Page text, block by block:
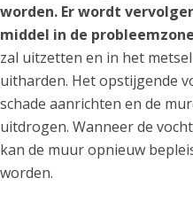
worden. Er wordt
middel in de
zal uitzetten en in het
uitharden. Het opstijgende
schade aanrichten en de
uitdrogen. Wanneer de
kan de muur opnieuw
worden.